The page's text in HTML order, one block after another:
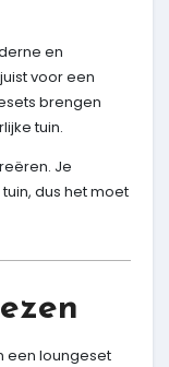
en
voor een
brengen
tuin.
Je
dus het moet
een loungeset